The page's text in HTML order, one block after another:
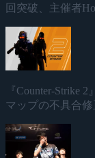
回突破、主催者
『Counter-Strike
マップの不具合修